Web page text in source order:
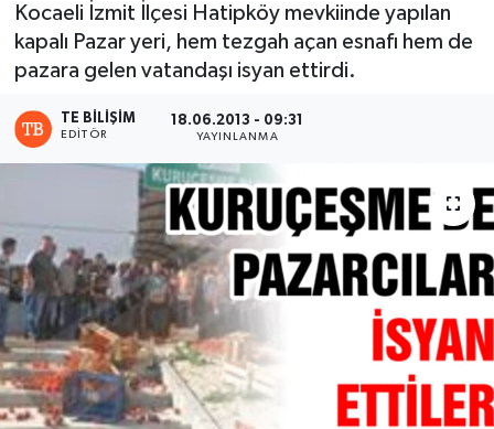
Kocaeli İzmit İlçesi Hatipköy mevkiinde yapılan
kapalı Pazar yeri, hem tezgah açan esnafı hem de
pazara gelen vatandaşı isyan ettirdi.
TE BILIŞIM
EDITÖR
18.06.2013 - 09:31
YAYINLANMA